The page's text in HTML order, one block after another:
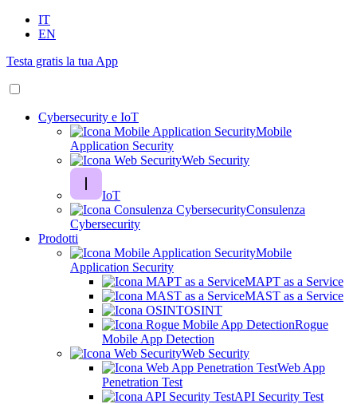
IT
EN
Testa gratis la tua App
Cybersecurity e IoT
Mobile
Application Security
Web Security
IoT
Consulenza
Cybersecurity
Prodotti
Mobile
Application Security
MAPT as a Service
MAST as a Service
OSINT
Rogue
Mobile App Detection
Web Security
Web App
Penetration Test
API Security Test